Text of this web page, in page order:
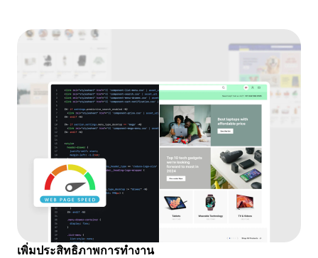
เพิ่มประสิทธิภาพการทำงาน